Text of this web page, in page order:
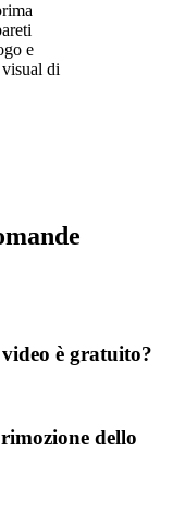
e
di
è gratuito?
dello